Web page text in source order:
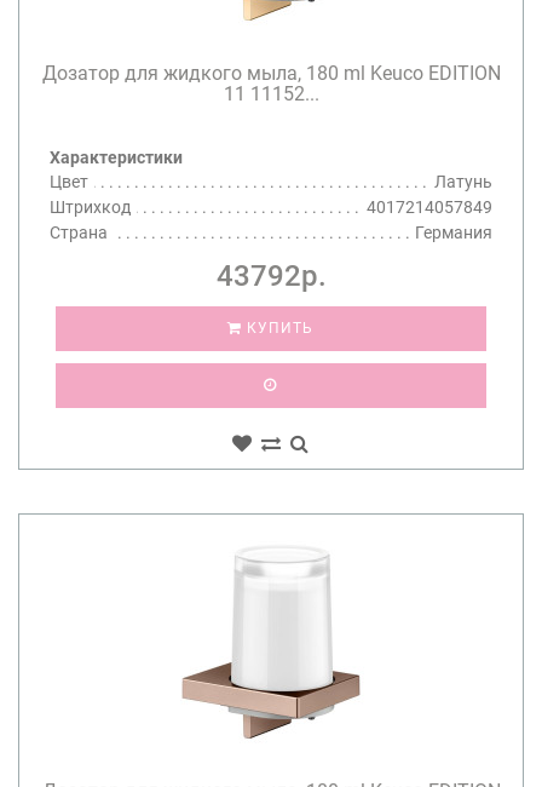
Дозатор для жидкого мыла, 180 ml Keuco EDITION
11 11152...
Характеристики
Цвет
Латунь
Штрихкод
4017214057849
Страна
Германия
43792р.
КУПИТЬ